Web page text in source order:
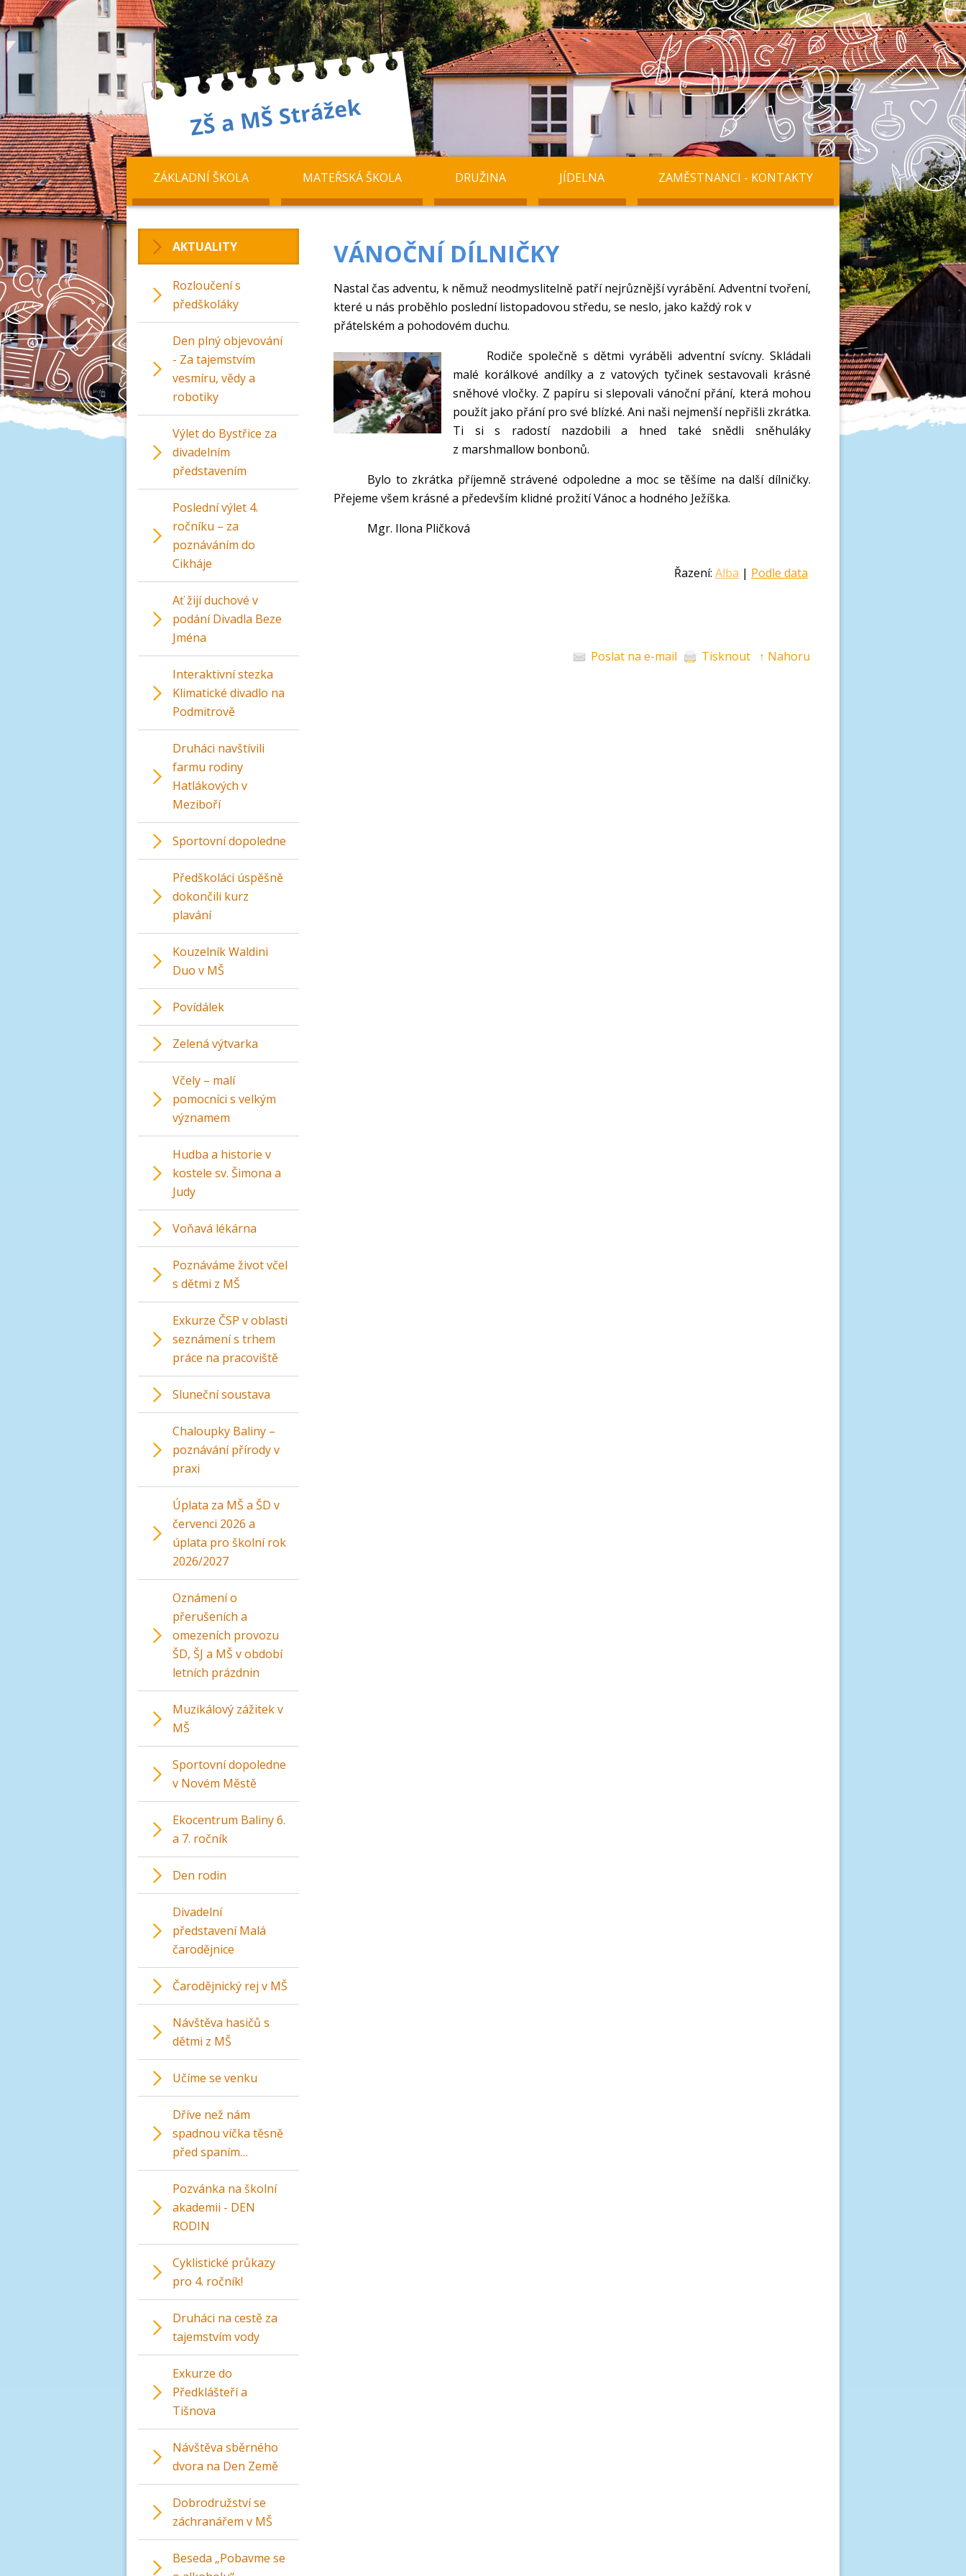
ZÁKLADNÍ ŠKOLA MATEŘSKÁ ŠKOLA DRUŽINA JÍDELNA ZAMĚSTNANCI - KONTAKTY
VÁNOČNÍ DÍLNIČKY
Nastal čas adventu, k němuž neodmyslitelně patří nejrůznější vyrábění. Adventní tvoření,
které u nás proběhlo poslední listopadovou středu, se neslo, jako každý rok v
přátelském a pohodovém duchu.
Rodiče společně s dětmi vyráběli adventní svícny. Skládali
malé korálkové andílky a z vatových tyčinek sestavovali krásné
sněhové vločky. Z papíru si slepovali vánoční přání, která mohou
použít jako přání pro své blízké. Ani naši nejmenší nepřišli zkrátka.
Ti si s radostí nazdobili a hned také snědli sněhuláky
z marshmallow bonbonů.
Bylo to zkrátka příjemně strávené odpoledne a moc se těšíme na další dílničky.
Přejeme všem krásné a především klidné prožití Vánoc a hodného Ježíška.
Mgr. Ilona Pličková
Řazení: Alba | Podle data
Poslat na e-mail Tisknout ↑ Nahoru
AKTUALITY
Rozloučení s
předškoláky
Den plný objevování
- Za tajemstvím
vesmíru, vědy a
robotiky
Výlet do Bystřice za
divadelním
představením
Poslední výlet 4.
ročníku – za
poznáváním do
Cikháje
Ať žijí duchové v
podání Divadla Beze
Jména
Interaktivní stezka
Klimatické divadlo na
Podmitrově
Druháci navštívili
farmu rodiny
Hatlákových v
Meziboří
Sportovní dopoledne
Předškoláci úspěšně
dokončili kurz
plavání
Kouzelník Waldini
Duo v MŠ
Povídálek
Zelená výtvarka
Včely – malí
pomocníci s velkým
významem
Hudba a historie v
kostele sv. Šimona a
Judy
Voňavá lékárna
Poznáváme život včel
s dětmi z MŠ
Exkurze ČSP v oblasti
seznámení s trhem
práce na pracoviště
Sluneční soustava
Chaloupky Baliny –
poznávání přírody v
praxi
Úplata za MŠ a ŠD v
červenci 2026 a
úplata pro školní rok
2026/2027
Oznámení o
přerušeních a
omezeních provozu
ŠD, ŠJ a MŠ v období
letních prázdnin
Muzikálový zážitek v
MŠ
Sportovní dopoledne
v Novém Městě
Ekocentrum Baliny 6.
a 7. ročník
Den rodin
Divadelní
představení Malá
čarodějnice
Čarodějnický rej v MŠ
Návštěva hasičů s
dětmi z MŠ
Učíme se venku
Dříve než nám
spadnou víčka těsně
před spaním…
Pozvánka na školní
akademii - DEN
RODIN
Cyklistické průkazy
pro 4. ročník!
Druháci na cestě za
tajemstvím vody
Exkurze do
Předklášteří a
Tišnova
Návštěva sběrného
dvora na Den Země
Dobrodružství se
záchranářem v MŠ
Beseda „Pobavme se